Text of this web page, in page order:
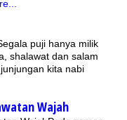
puji hanya milik
shalawat dan salam
kita nabi
Wajah